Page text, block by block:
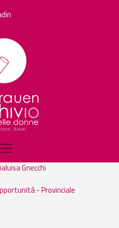
Gnecchi
- Provinciale